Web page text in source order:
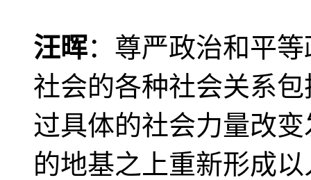
汪晖：尊严政治和平
社会的各种社会关系
过具体的社会力量改
的地基之上重新形成